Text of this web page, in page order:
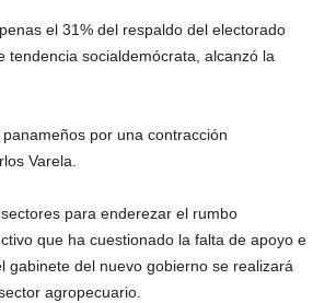
el 31% del respaldo del electorado
tendencia socialdemócrata, alcanzó la
por una contracción
Varela.
para enderezar el rumbo
que ha cuestionado la falta de apoyo e
gabinete del nuevo gobierno se realizará
agropecuario.